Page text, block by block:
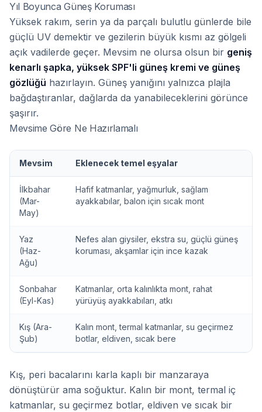
Yıl Boyunca Güneş Koruması
Yüksek rakım, serin ya da parçalı bulutlu günlerde bile
güçlü UV demektir ve gezilerin büyük kısmı az gölgeli
açık vadilerde geçer. Mevsim ne olursa olsun bir geniş
kenarlı şapka, yüksek SPF'li güneş kremi ve güneş
gözlüğü hazırlayın. Güneş yanığını yalnızca plajla
bağdaştıranlar, dağlarda da yanabileceklerini görünce
şaşırır.
Mevsime Göre Ne Hazırlamalı
Mevsim Eklenecek temel eşyalar
İlkbahar
(Mar-
May)
Hafif katmanlar, yağmurluk, sağlam
ayakkabılar, balon için sıcak mont
Yaz
(Haz-
Ağu)
Nefes alan giysiler, ekstra su, güçlü güneş
koruması, akşamlar için ince kazak
Sonbahar
(Eyl-Kas)
Katmanlar, orta kalınlıkta mont, rahat
yürüyüş ayakkabıları, atkı
Kış (Ara-
Şub)
Kalın mont, termal katmanlar, su geçirmez
botlar, eldiven, sıcak bere
Kış, peri bacalarını karla kaplı bir manzaraya
dönüştürür ama soğuktur. Kalın bir mont, termal iç
katmanlar, su geçirmez botlar, eldiven ve sıcak bir